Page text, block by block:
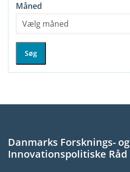
Måned
Søg
Danmarks Forsknings- og
Innovationspolitiske Råd